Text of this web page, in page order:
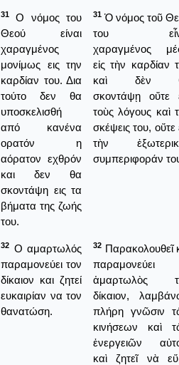
31
Ο νόμος του
Θεού είναι
χαραγμένος
μονίμως εις την
καρδίαν του. Δια
τούτο δεν θα
υποσκελισθή
από κανένα
ορατόν η
αόρατον εχθρόν
και δεν θα
σκοντάψη εις τα
βήματα της ζωής
του.
31 Ὁ νόμος τοῦ
του
χαραγμένος
εἰς τὴν καρδίαν
καὶ δὲν
σκοντάψῃ οὔτε
τοὺς λόγους καὶ
σκέψεις του, οὔτε
τὴν
συμπεριφοράν
32 Ο αμαρτωλός
παραμονεύει τον
δίκαιον και ζητεί
ευκαιρίαν να τον
θανατώση.
32 Παρακολουθεῖ
ἁμαρτωλὸς
δίκαιον,
πλήρη γνῶσιν
κινήσεων καὶ
ἐνεργειῶν
καὶ ζητεῖ νὰ